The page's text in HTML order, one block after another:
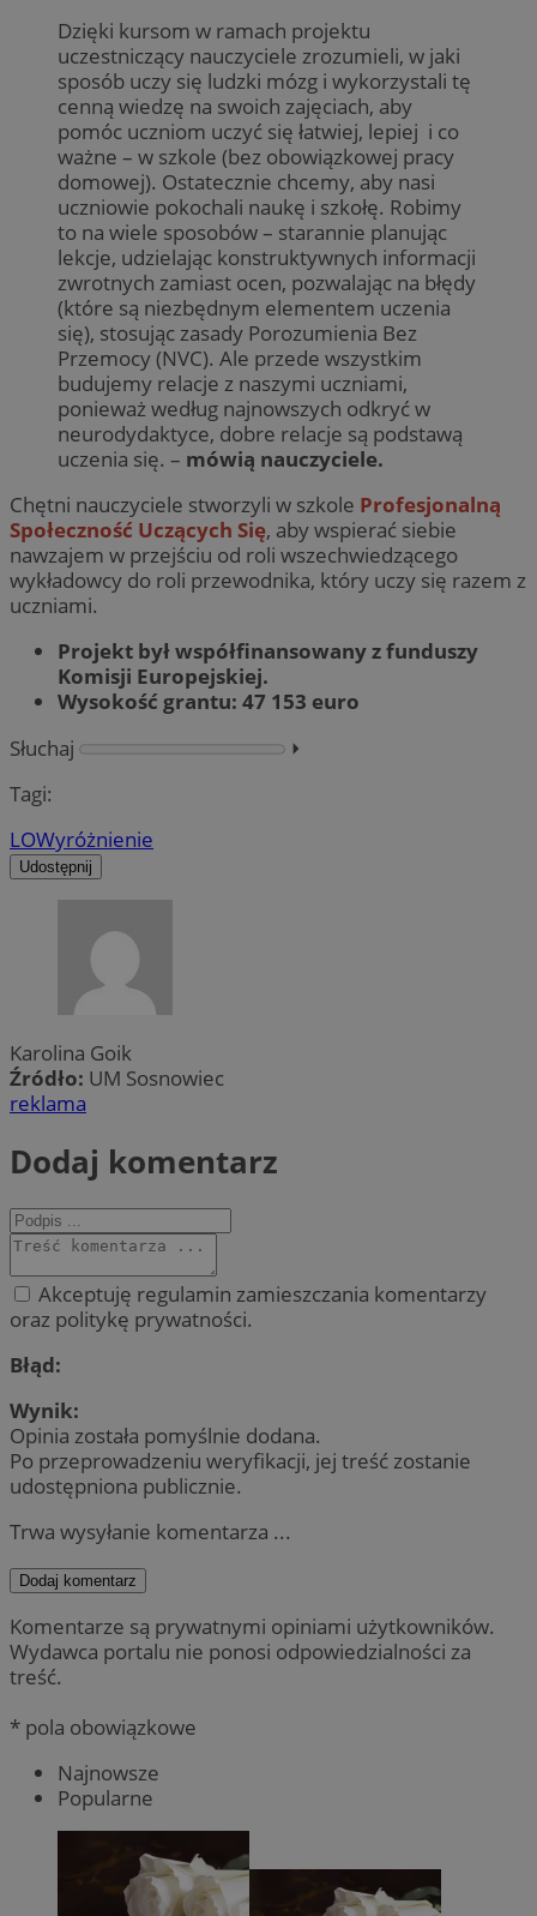
Dzięki kursom w ramach projektu
uczestniczący nauczyciele zrozumieli, w jaki
sposób uczy się ludzki mózg i wykorzystali tę
cenną wiedzę na swoich zajęciach, aby
pomóc uczniom uczyć się łatwiej, lepiej i co
ważne – w szkole (bez obowiązkowej pracy
domowej). Ostatecznie chcemy, aby nasi
uczniowie pokochali naukę i szkołę. Robimy
to na wiele sposobów – starannie planując
lekcje, udzielając konstruktywnych informacji
zwrotnych zamiast ocen, pozwalając na błędy
(które są niezbędnym elementem uczenia
się), stosując zasady Porozumienia Bez
Przemocy (NVC). Ale przede wszystkim
budujemy relacje z naszymi uczniami,
ponieważ według najnowszych odkryć w
neurodydaktyce, dobre relacje są podstawą
uczenia się. – mówią nauczyciele.
Chętni nauczyciele stworzyli w szkole Profesjonalną
Społeczność Uczących Się, aby wspierać siebie
nawzajem w przejściu od roli wszechwiedzącego
wykładowcy do roli przewodnika, który uczy się razem z
uczniami.
Projekt był współfinansowany z funduszy
Komisji Europejskiej.
Wysokość grantu: 47 153 euro
Słuchaj
⏵︎
Tagi:
LOWyróżnienie
Udostępnij
Karolina Goik
Źródło: UM Sosnowiec
reklama
Dodaj komentarz
Akceptuję regulamin zamieszczania komentarzy
oraz politykę prywatności.
Błąd:
Wynik:
Opinia została pomyślnie dodana.
Po przeprowadzeniu weryfikacji, jej treść zostanie
udostępniona publicznie.
Trwa wysyłanie komentarza ...
Dodaj komentarz
Komentarze są prywatnymi opiniami użytkowników.
Wydawca portalu nie ponosi odpowiedzialności za
treść.
* pola obowiązkowe
Najnowsze
Popularne